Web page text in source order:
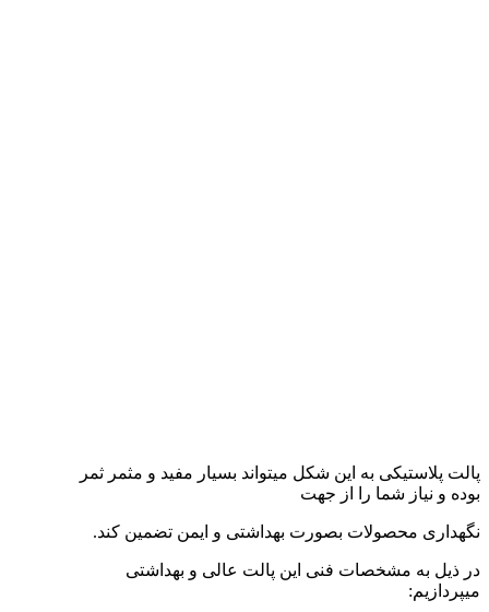
پالت پلاستیکی به این شکل میتواند بسیار مفید و مثمر ثمر
بوده و نیاز شما را از جهت
نگهداری محصولات بصورت بهداشتی و ایمن تضمین کند.
در ذیل به مشخصات فنی این پالت عالی و بهداشتی
میپردازیم: